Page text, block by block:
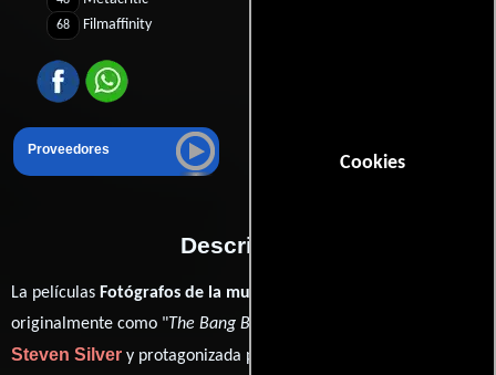
Cookies
68 Filmaffinity
Proveedores
Descripción
La películas Fotógrafos de la muerte
originalmente como "The Bang Bang Club
Steven Silver y protagonizada por